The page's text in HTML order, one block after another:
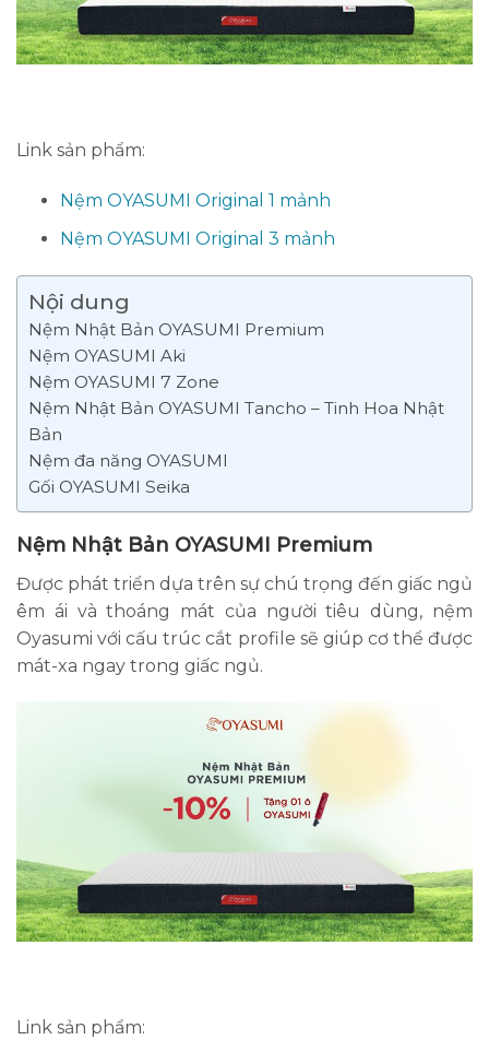
Link sản phẩm:
Nệm OYASUMI Original 1 mảnh
Nệm OYASUMI Original 3 mảnh
Nội dung
Nệm Nhật Bản OYASUMI Premium
Nệm OYASUMI Aki
Nệm OYASUMI 7 Zone
Nệm Nhật Bản OYASUMI Tancho – Tinh Hoa Nhật
Bản
Nệm đa năng OYASUMI
Gối OYASUMI Seika
Nệm Nhật Bản OYASUMI Premium
Được phát triển dựa trên sự chú trọng đến giấc ngủ
êm ái và thoáng mát của người tiêu dùng, nệm
Oyasumi với cấu trúc cắt profile sẽ giúp cơ thể được
mát-xa ngay trong giấc ngủ.
Link sản phẩm: